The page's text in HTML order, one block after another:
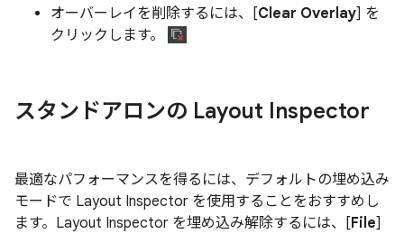
オーバーレイを削除するには、[Clear Overlay] を
クリックします。
スタンドアロンの Layout Inspector
最適なパフォーマンスを得るには、デフォルトの埋め込み
モードで Layout Inspector を使用することをおすすめし
ます。Layout Inspector を埋め込み解除するには、[File]